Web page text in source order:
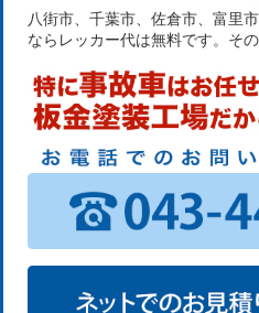
八街市、千葉市、佐倉市、富里
ならレッカー代は無料です。そ